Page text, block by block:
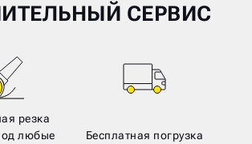
СЕРВИС
резка
любые
Бесплатная погрузка